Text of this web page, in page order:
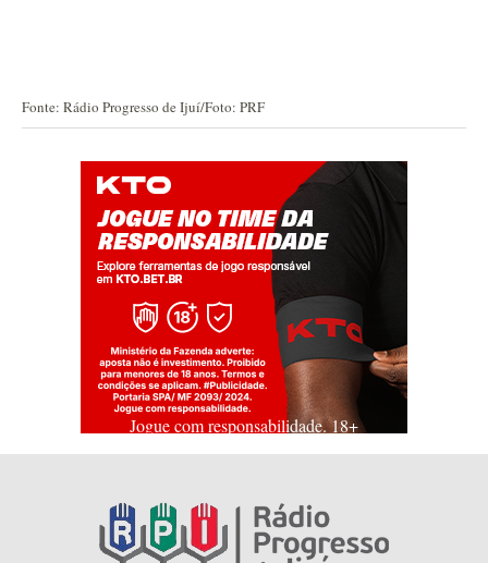
Fonte: Rádio Progresso de Ijuí/Foto: PRF
Jogue com responsabilidade. 18+